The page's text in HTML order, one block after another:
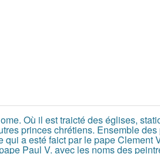
Où il est traicté des églises,
princes chrétiens. Ensemble
a esté faict par le pape
Paul V. avec les noms des